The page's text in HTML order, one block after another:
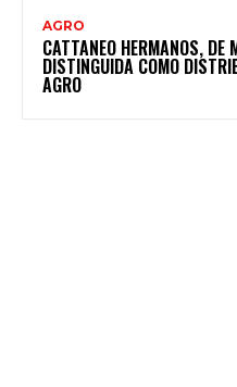
AGRO
CATTANEO HERMANOS, DE
DISTINGUIDA COMO
AGRO